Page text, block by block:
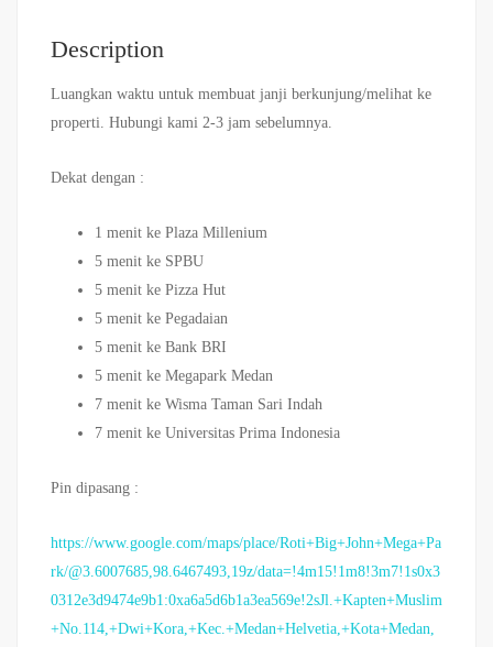
Description
Luangkan waktu untuk membuat janji berkunjung/melihat ke
properti. Hubungi kami 2-3 jam sebelumnya.
Dekat dengan :
1 menit ke Plaza Millenium
5 menit ke SPBU
5 menit ke Pizza Hut
5 menit ke Pegadaian
5 menit ke Bank BRI
5 menit ke Megapark Medan
7 menit ke Wisma Taman Sari Indah
7 menit ke Universitas Prima Indonesia
Pin dipasang :
https://www.google.com/maps/place/Roti+Big+John+Mega+Pa
rk/@3.6007685,98.6467493,19z/data=!4m15!1m8!3m7!1s0x3
0312e3d9474e9b1:0xa6a5d6b1a3ea569e!2sJl.+Kapten+Muslim
+No.114,+Dwi+Kora,+Kec.+Medan+Helvetia,+Kota+Medan,